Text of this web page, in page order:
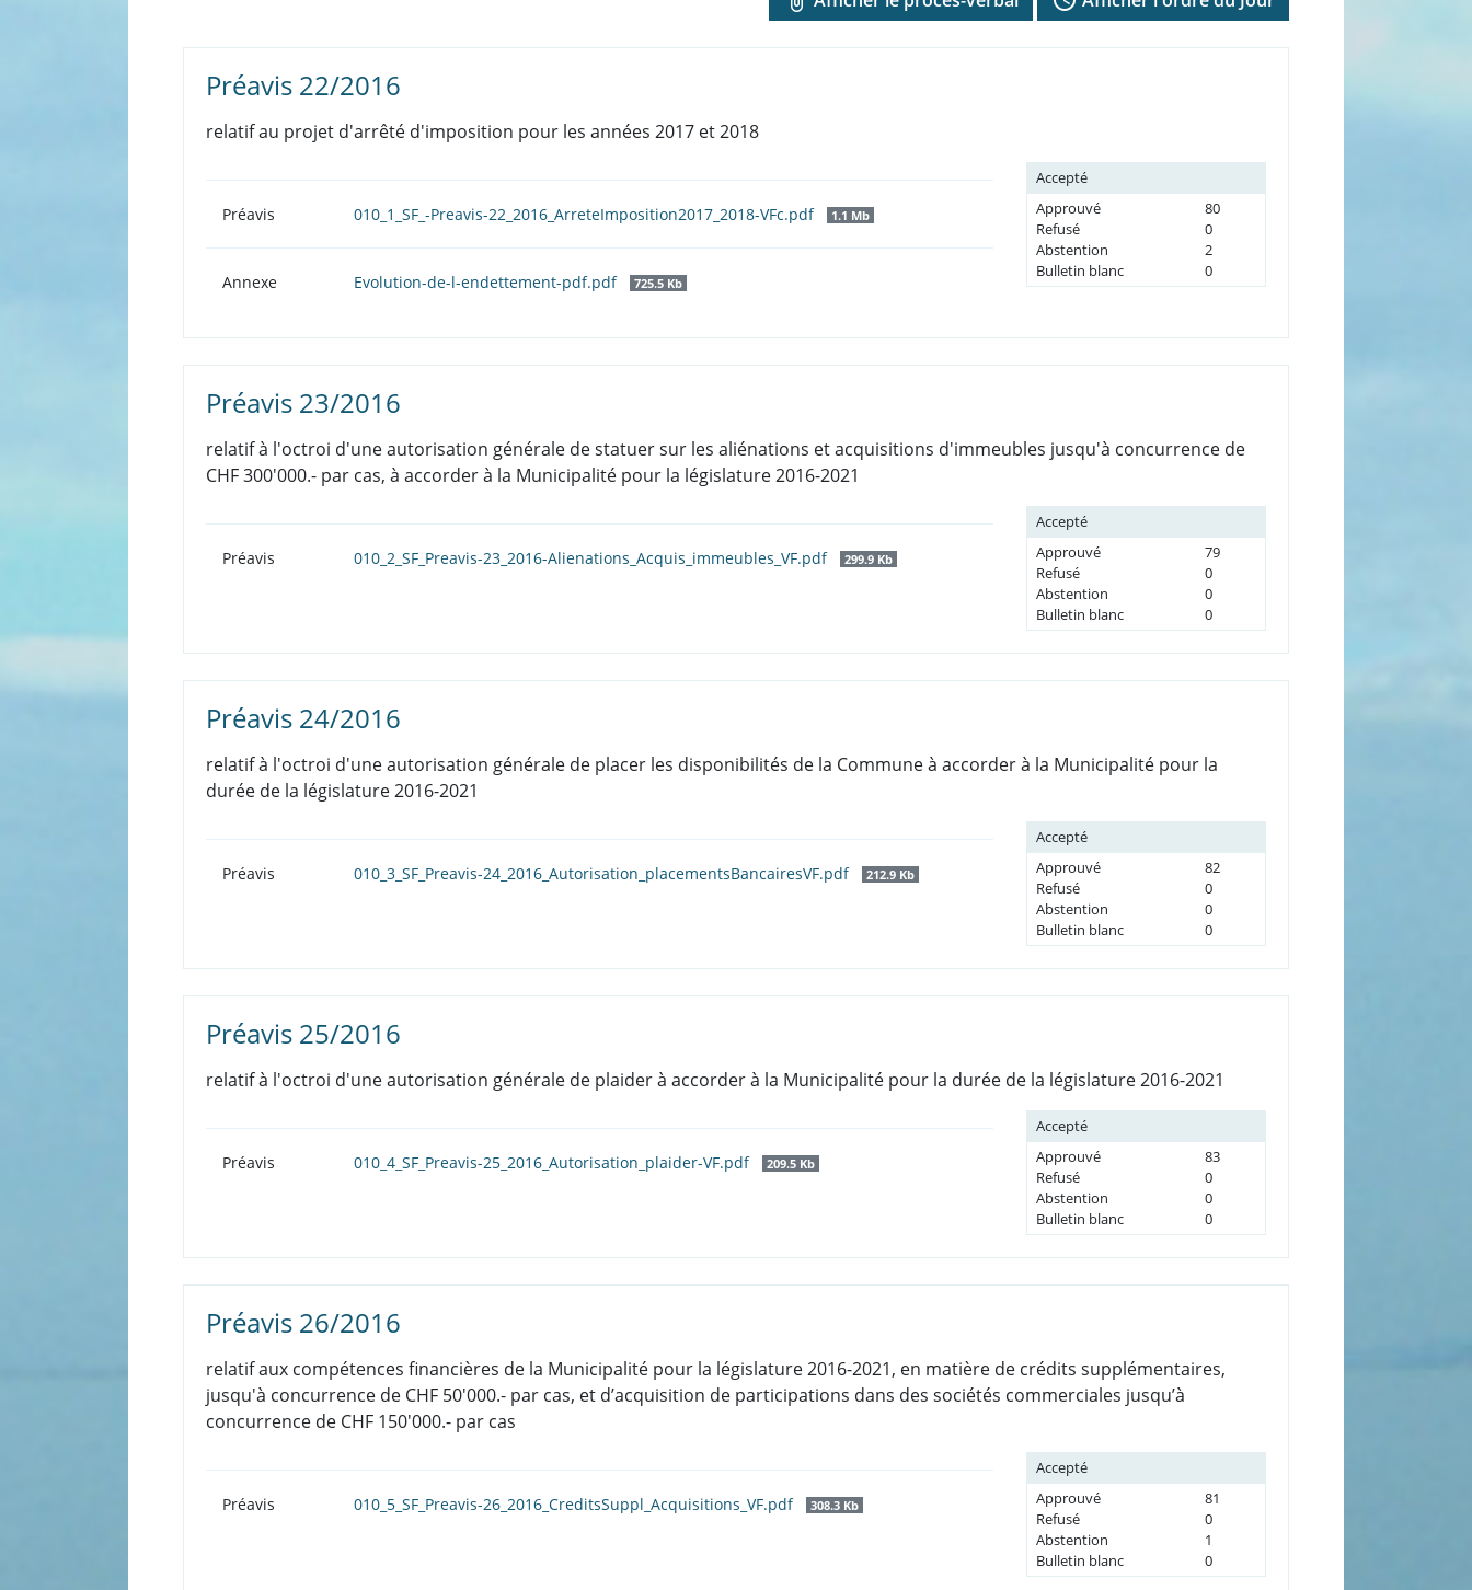
Préavis 22/2016
relatif au projet d'arrêté d'imposition pour les années 2017 et 2018
Préavis 010_1_SF_-Preavis-22_2016_ArreteImposition2017_2018-VFc.pdf 1.1 Mb
Annexe Evolution-de-l-endettement-pdf.pdf 725.5 Kb
Accepté
Approuvé
80
Refusé
0
Abstention
2
Bulletin blanc
0
Préavis 23/2016
relatif à l'octroi d'une autorisation générale de statuer sur les aliénations et acquisitions d'immeubles jusqu'à concurrence de
CHF 300'000.- par cas, à accorder à la Municipalité pour la législature 2016-2021
Préavis 010_2_SF_Preavis-23_2016-Alienations_Acquis_immeubles_VF.pdf 299.9 Kb
Accepté
Approuvé
79
Refusé
0
Abstention
0
Bulletin blanc
0
Préavis 24/2016
relatif à l'octroi d'une autorisation générale de placer les disponibilités de la Commune à accorder à la Municipalité pour la
durée de la législature 2016-2021
Préavis 010_3_SF_Preavis-24_2016_Autorisation_placementsBancairesVF.pdf 212.9 Kb
Accepté
Approuvé
82
Refusé
0
Abstention
0
Bulletin blanc
0
Préavis 25/2016
relatif à l'octroi d'une autorisation générale de plaider à accorder à la Municipalité pour la durée de la législature 2016-2021
Préavis 010_4_SF_Preavis-25_2016_Autorisation_plaider-VF.pdf 209.5 Kb
Accepté
Approuvé
83
Refusé
0
Abstention
0
Bulletin blanc
0
Préavis 26/2016
relatif aux compétences financières de la Municipalité pour la législature 2016-2021, en matière de crédits supplémentaires,
jusqu'à concurrence de CHF 50'000.- par cas, et d’acquisition de participations dans des sociétés commerciales jusqu’à
concurrence de CHF 150'000.- par cas
Préavis 010_5_SF_Preavis-26_2016_CreditsSuppl_Acquisitions_VF.pdf 308.3 Kb
Accepté
Approuvé
81
Refusé
0
Abstention
1
Bulletin blanc
0